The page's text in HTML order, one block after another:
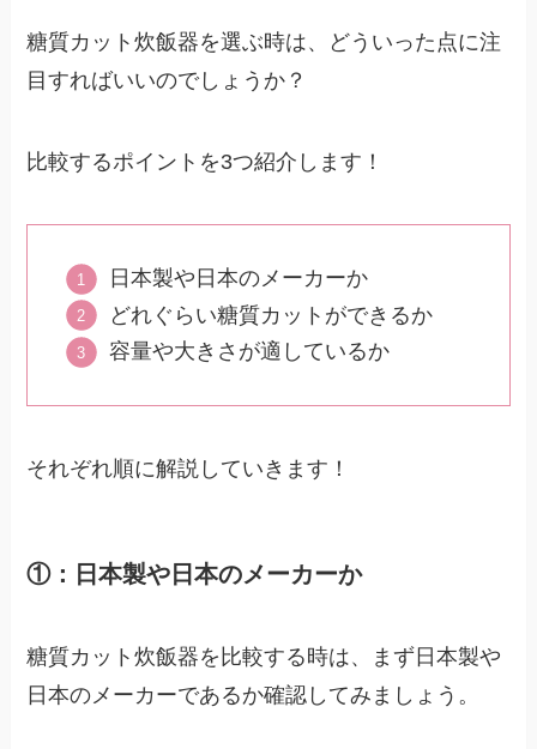
糖質カット炊飯器を選ぶ時は、どういった点に注
目すればいいのでしょうか？
比較するポイントを3つ紹介します！
日本製や日本のメーカーか
どれぐらい糖質カットができるか
容量や大きさが適しているか
それぞれ順に解説していきます！
①：日本製や日本のメーカーか
糖質カット炊飯器を比較する時は、まず日本製や
日本のメーカーであるか確認してみましょう。